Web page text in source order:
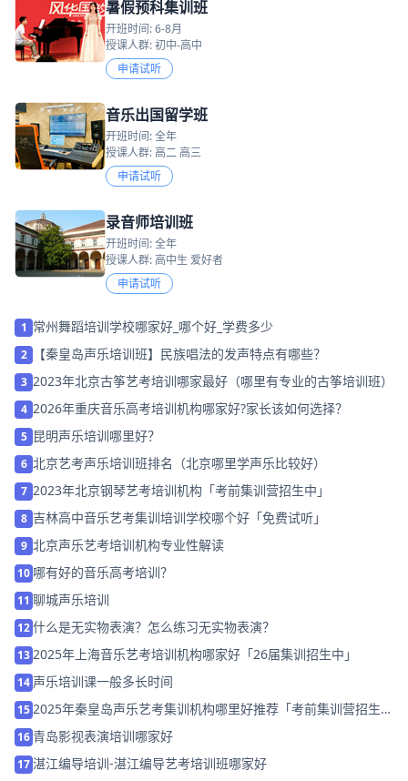
暑假预科集训班
开班时间: 6-8月
授课人群: 初中-高中
申请试听
音乐出国留学班
开班时间: 全年
授课人群: 高二 高三
申请试听
录音师培训班
开班时间: 全年
授课人群: 高中生 爱好者
申请试听
1 常州舞蹈培训学校哪家好_哪个好_学费多少
2 【秦皇岛声乐培训班】民族唱法的发声特点有哪些？
3 2023年北京古筝艺考培训哪家最好（哪里有专业的古筝培训班）
4 2026年重庆音乐高考培训机构哪家好?家长该如何选择？
5 昆明声乐培训哪里好？
6 北京艺考声乐培训班排名（北京哪里学声乐比较好）
7 2023年北京钢琴艺考培训机构「考前集训营招生中」
8 吉林高中音乐艺考集训培训学校哪个好「免费试听」
9 北京声乐艺考培训机构专业性解读
10 哪有好的音乐高考培训？
11 聊城声乐培训
12什么是无实物表演？怎么练习无实物表演？
132025年上海音乐艺考培训机构哪家好「26届集训招生中」
14 声乐培训课一般多长时间
152025年秦皇岛声乐艺考集训机构哪里好推荐「考前集训营招生
中」
16青岛影视表演培训哪家好
17湛江编导培训-湛江编导艺考培训班哪家好